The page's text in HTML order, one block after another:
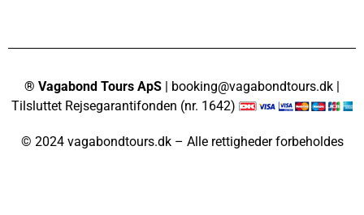
® Vagabond Tours ApS | booking@vagabondtours.dk |
Tilsluttet Rejsegarantifonden (nr. 1642)
© 2024 vagabondtours.dk – Alle rettigheder forbeholdes